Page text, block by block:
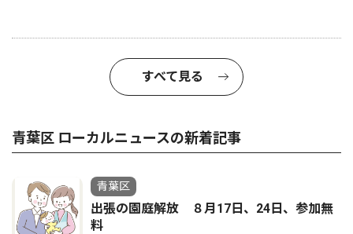
すべて見る
青葉区 ローカルニュースの新着記事
青葉区
出張の園庭解放 ８月17日、24日、参加無
料